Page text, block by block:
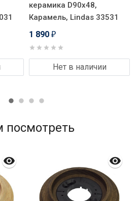
керамика D90х48,
Карамель, Lindas 33531
1 890 ₽
Нет в наличии
посмотреть